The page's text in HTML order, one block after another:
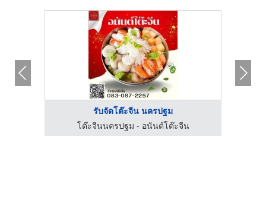
รับจัดโต๊ะจีน นครปฐม
โต๊ะจีนนครปฐม - อนันต์โต๊ะจีน